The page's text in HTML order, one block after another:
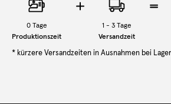
0Tage
Produktionszeit
1 - 3 Tage
Versandzeit
* kürzere Versandzeiten in Ausnahmen bei